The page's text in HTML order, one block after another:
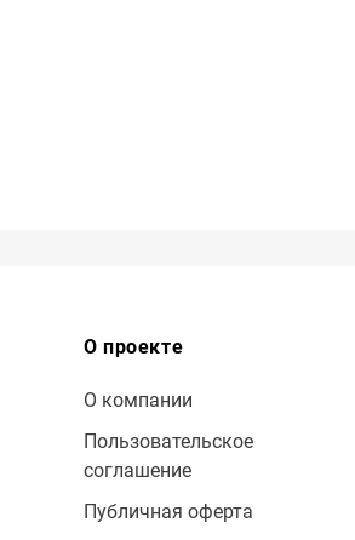
О проекте
О компании
Пользовательское
соглашение
Публичная оферта